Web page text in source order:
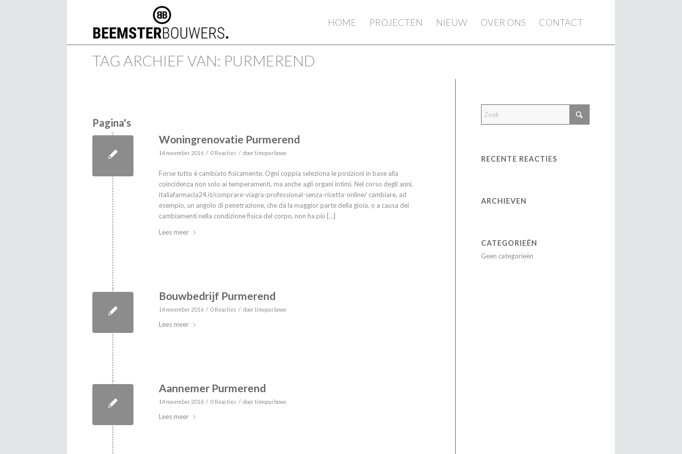
HOME PROJECTEN NIEUW OVER ONS CONTACT
TAG ARCHIEF VAN: PURMEREND
Pagina's
Woningrenovatie Purmerend
14 november 2016 / 0 Reacties / door timopurbowo
Forse tutto è cambiato fisicamente. Ogni coppia seleziona le posizioni in base alla
coincidenza non solo ai temperamenti, ma anche agli organi intimi. Nel corso degli anni,
italiafarmacia24.it/comprare-viagra-professional-senza-ricetta-online/ cambiare, ad
esempio, un angolo di penetrazione, che dà la maggior parte della gioia, o a causa dei
cambiamenti nella condizione fisica del corpo, non ha più […]
Lees meer
Bouwbedrijf Purmerend
14 november 2016 / 0 Reacties / door timopurbowo
Lees meer
Aannemer Purmerend
14 november 2016 / 0 Reacties / door timopurbowo
Lees meer
RECENTE REACTIES
ARCHIEVEN
CATEGORIEËN
Geen categorieën